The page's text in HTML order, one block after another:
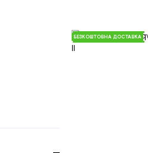
БЕЗКОШТОВНА ДОСТАВКА